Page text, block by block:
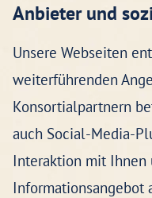
Anbieter und
Unsere Webseiten
weiterführenden
Konsortialpartnern
auch Social-Media-
Interaktion mit Ihnen
Informationsangebot